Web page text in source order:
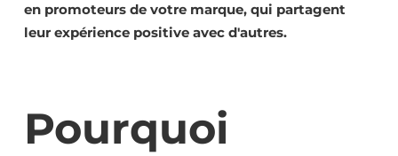
en promoteurs de votre marque, qui partagent
leur expérience positive avec d'autres.
Pourquoi